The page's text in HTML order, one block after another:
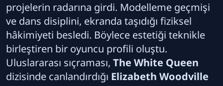
projelerin radarına girdi. Modelleme geçmişi
ve dans disiplini, ekranda taşıdığı fiziksel
hâkimiyeti besledi. Böylece estetiği teknikle
birleştiren bir oyuncu profili oluştu.
Uluslararası sıçraması, The White Queen
dizisinde canlandırdığı Elizabeth Woodville